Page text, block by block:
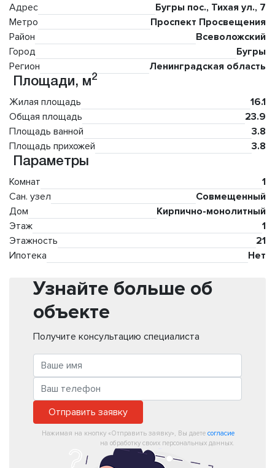
Адрес
Бугры пос., Тихая ул., 7
Метро
Проспект Просвещения
Район
Всеволожский
Город
Бугры
Регион
Ленинградская область
Площади, м2
Жилая площадь
16.1
Общая площадь
23.9
Площадь ванной
3.8
Площадь прихожей
3.8
Параметры
Комнат
1
Сан. узел
Совмещенный
Дом
Кирпично-монолитный
Этаж
1
Этажность
21
Ипотека
Нет
Узнайте больше об
объекте
Получите консультацию специалиста
Отправить заявку
Нажимая на кнопку «Отправить заявку», Вы даете согласие
на обработку своих персональных данных.